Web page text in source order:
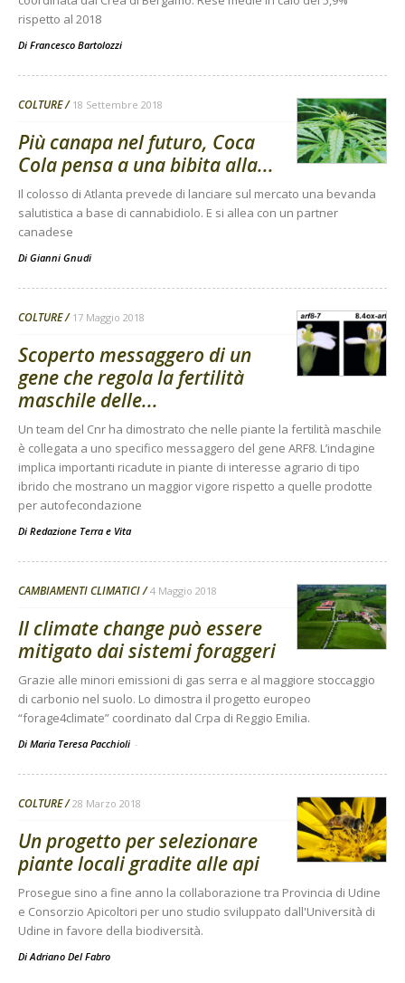
rispetto al 2018
Di Francesco Bartolozzi
COLTURE 18 Settembre 2018
Più canapa nel futuro, Coca
Cola pensa a una bibita alla...
Il colosso di Atlanta prevede di lanciare sul mercato una bevanda
salutistica a base di cannabidiolo. E si allea con un partner
canadese
Di Gianni Gnudi
COLTURE 17 Maggio 2018
Scoperto messaggero di un
gene che regola la fertilità
maschile delle...
Un team del Cnr ha dimostrato che nelle piante la fertilità maschile
è collegata a uno specifico messaggero del gene ARF8. L’indagine
implica importanti ricadute in piante di interesse agrario di tipo
ibrido che mostrano un maggior vigore rispetto a quelle prodotte
per autofecondazione
Di Redazione Terra e Vita
CAMBIAMENTI CLIMATICI 4 Maggio 2018
Il climate change può essere
mitigato dai sistemi foraggeri
Grazie alle minori emissioni di gas serra e al maggiore stoccaggio
di carbonio nel suolo. Lo dimostra il progetto europeo
“forage4climate” coordinato dal Crpa di Reggio Emilia.
Di Maria Teresa Pacchioli -
COLTURE 28 Marzo 2018
Un progetto per selezionare
piante locali gradite alle api
Prosegue sino a fine anno la collaborazione tra Provincia di Udine
e Consorzio Apicoltori per uno studio sviluppato dall'Università di
Udine in favore della biodiversità.
DiAdriano Del Fabro